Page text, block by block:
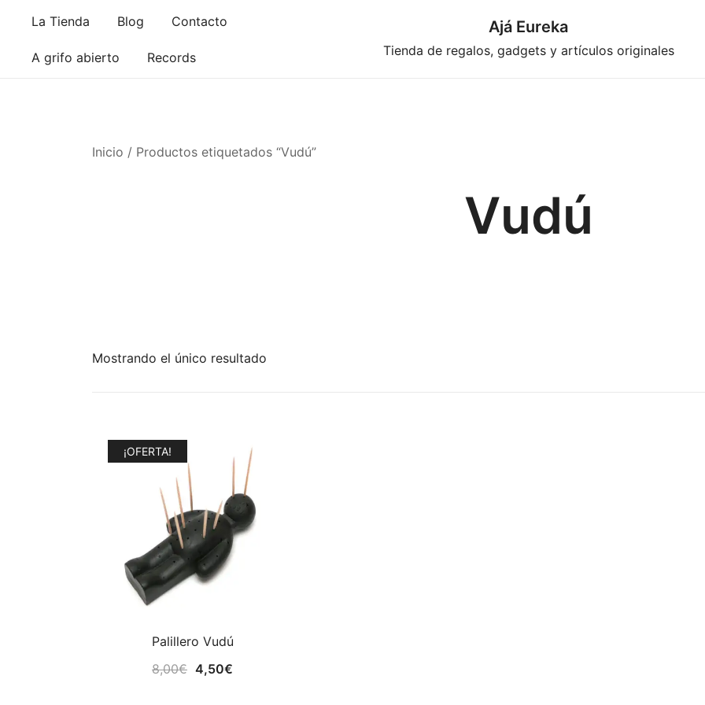
contenido
La Tienda Blog Contacto
A grifo abierto Records
Ajá Eureka
Tienda de regalos, gadgets y artículos originales
Inicio / Productos etiquetados “Vudú”
Vudú
Mostrando el único resultado
¡OFERTA!
Palillero Vudú
8,00€ El
4,50€